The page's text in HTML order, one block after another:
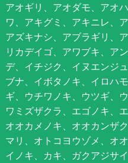
アオギリ、アオダモ、アオ
ワ、アキグミ、アキニレ、
アズキナシ、アブラギリ、
リカデイゴ、アワブキ、ア
デ、イチジク、イヌエンジ
ブナ、イボタノキ、イロハ
ギ、ウチワノキ、ウツギ、
ワミズザクラ、エゴノキ、
オオカメノキ、オオカンザ
マリ、オトコヨウゾメ、オ
イノキ、カキ、ガクアジサ